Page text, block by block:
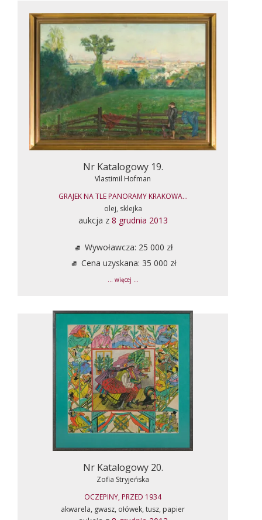
Nr Katalogowy 19.
Vlastimil Hofman
GRAJEK NA TLE PANORAMY KRAKOWA...
olej, sklejka
aukcja z 8 grudnia 2013
Wywoławcza: 25 000 zł
Cena uzyskana: 35 000 zł
... więcej ...
Nr Katalogowy 20.
Zofia Stryjeńska
OCZEPINY, PRZED 1934
akwarela, gwasz, ołówek, tusz, papier